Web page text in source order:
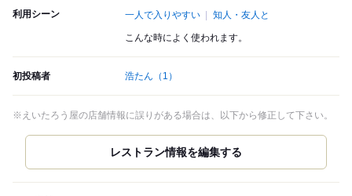
利用シーン 一人で入りやすい 知人・友人と
こんな時によく使われます。
初投稿者 浩たん （1）
※えいたろう屋の店舗情報に誤りがある場合は、以下から修正して下さい。